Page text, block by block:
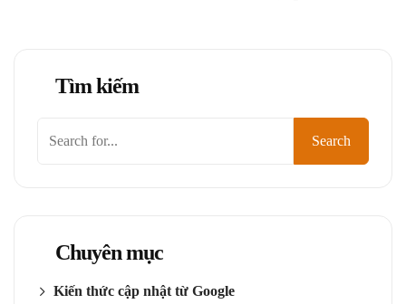
Tìm kiếm
Search
Chuyên mục
Kiến thức cập nhật từ Google